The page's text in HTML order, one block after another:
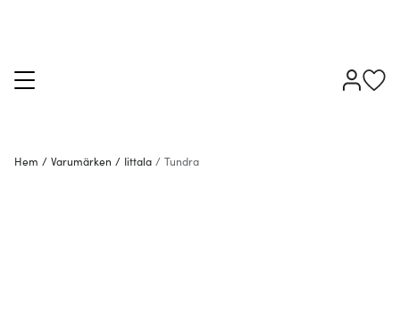
Hem / Varumärken / Iittala / Tundra